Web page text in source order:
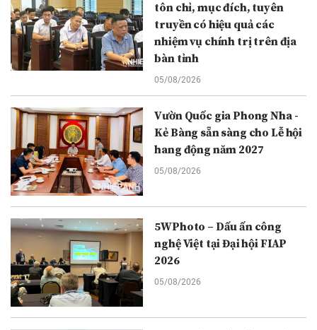
tôn chỉ, mục đích, tuyên
truyền có hiệu quả các
nhiệm vụ chính trị trên địa
bàn tỉnh
05/08/2026
Vườn Quốc gia Phong Nha -
Kẻ Bàng sẵn sàng cho Lễ hội
hang động năm 2027
05/08/2026
5WPhoto – Dấu ấn công
nghệ Việt tại Đại hội FIAP
2026
05/08/2026